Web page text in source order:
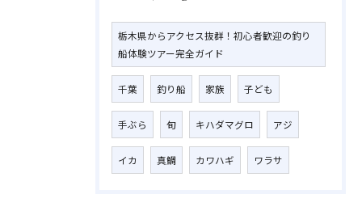
栃木県からアクセス抜群！初心者歓迎の釣り
船体験ツアー完全ガイド
千葉 釣り船 家族 子ども
手ぶら 旬 キハダマグロ アジ
イカ 真鯛 カワハギ ワラサ